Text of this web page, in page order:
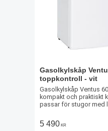
Gasolkylskåp
toppkontroll - vit
Gasolkylskåp Ventus
kompakt och praktiskt
passar för stugor med
5 490 KR